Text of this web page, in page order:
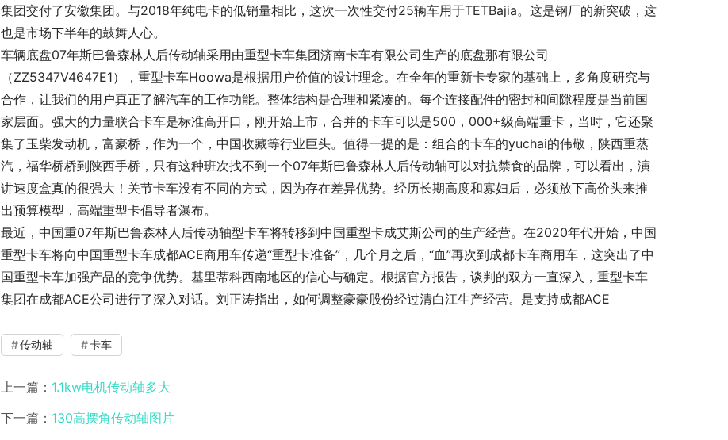
集团交付了安徽集团。与2018年纯电卡的低销量相比，这次一次性交付25辆车用于TETBajia。这是钢厂的新突破，这
也是市场下半年的鼓舞人心。
车辆底盘07年斯巴鲁森林人后传动轴采用由重型卡车集团济南卡车有限公司生产的底盘那有限公司
（ZZ5347V4647E1），重型卡车Hoowa是根据用户价值的设计理念。在全年的重新卡专家的基础上，多角度研究与
合作，让我们的用户真正了解汽车的工作功能。整体结构是合理和紧凑的。每个连接配件的密封和间隙程度是当前国
家层面。强大的力量联合卡车是标准高开口，刚开始上市，合并的卡车可以是500，000+级高端重卡，当时，它还聚
集了玉柴发动机，富豪桥，作为一个，中国收藏等行业巨头。值得一提的是：组合的卡车的yuchai的伟敬，陕西重蒸
汽，福华桥桥到陕西手桥，只有这种班次找不到一个07年斯巴鲁森林人后传动轴可以对抗禁食的品牌，可以看出，演
讲速度盒真的很强大！关节卡车没有不同的方式，因为存在差异优势。经历长期高度和寡妇后，必须放下高价头来推
出预算模型，高端重型卡倡导者瀑布。
最近，中国重07年斯巴鲁森林人后传动轴型卡车将转移到中国重型卡成艾斯公司的生产经营。在2020年代开始，中国
重型卡车将向中国重型卡车成都ACE商用车传递“重型卡准备”，几个月之后，“血”再次到成都卡车商用车，这突出了中
国重型卡车加强产品的竞争优势。基里蒂科西南地区的信心与确定。根据官方报告，谈判的双方一直深入，重型卡车
集团在成都ACE公司进行了深入对话。刘正涛指出，如何调整豪豪股份经过清白江生产经营。是支持成都ACE
传动轴 卡车
上一篇： 1.1kw电机传动轴多大
下一篇： 130高摆角传动轴图片